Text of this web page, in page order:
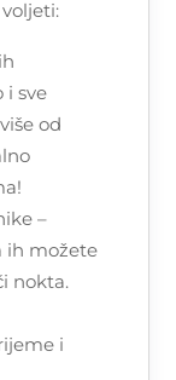
i sve
od
–
ih možete
nokta.
i